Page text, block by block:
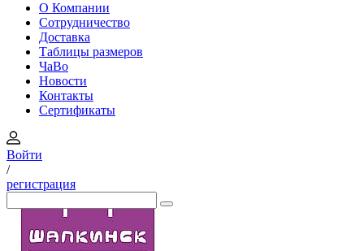
О Компании
Сотрудничество
Доставка
Таблицы размеров
ЧаВо
Новости
Контакты
Сертификаты
Войти
/
регистрация